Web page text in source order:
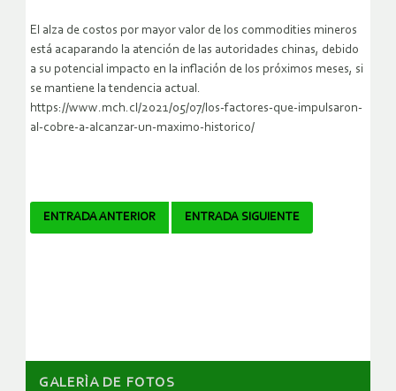
El alza de costos por mayor valor de los commodities mineros
está acaparando la atención de las autoridades chinas, debido
a su potencial impacto en la inflación de los próximos meses, si
se mantiene la tendencia actual.
https://www.mch.cl/2021/05/07/los-factores-que-impulsaron-
al-cobre-a-alcanzar-un-maximo-historico/
Navegador
ENTRADA ANTERIOR ENTRADA SIGUIENTE
GALERÌA DE FOTOS